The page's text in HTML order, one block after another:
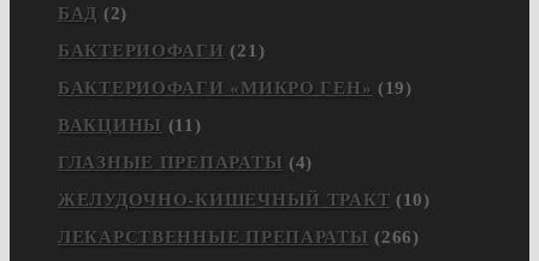
БАД (2)
БАКТЕРИОФАГИ (21)
БАКТЕРИОФАГИ «МИКРО ГЕН» (19)
ВАКЦИНЫ (11)
ГЛАЗНЫЕ ПРЕПАРАТЫ (4)
ЖЕЛУДОЧНО-КИШЕЧНЫЙ ТРАКТ (10)
ЛЕКАРСТВЕННЫЕ ПРЕПАРАТЫ (266)